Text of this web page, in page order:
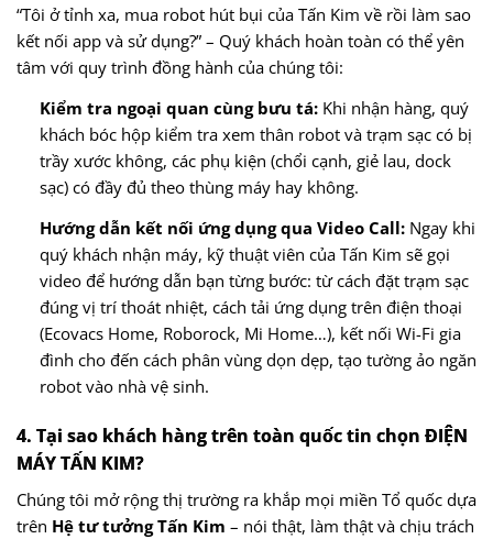
“Tôi ở tỉnh xa, mua robot hút bụi của Tấn Kim về rồi làm sao
kết nối app và sử dụng?” – Quý khách hoàn toàn có thể yên
tâm với quy trình đồng hành của chúng tôi:
Kiểm tra ngoại quan cùng bưu tá:Khi nhận hàng, quý
khách bóc hộp kiểm tra xem thân robot và trạm sạc có bị
trầy xước không, các phụ kiện (chổi cạnh, giẻ lau, dock
sạc) có đầy đủ theo thùng máy hay không.
Hướng dẫn kết nối ứng dụng qua Video Call:Ngay khi
quý khách nhận máy, kỹ thuật viên của Tấn Kim sẽ gọi
video để hướng dẫn bạn từng bước: từ cách đặt trạm sạc
đúng vị trí thoát nhiệt, cách tải ứng dụng trên điện thoại
(Ecovacs Home, Roborock, Mi Home…), kết nối Wi-Fi gia
đình cho đến cách phân vùng dọn dẹp, tạo tường ảo ngăn
robot vào nhà vệ sinh.
4. Tại sao khách hàng trên toàn quốc tin chọn ĐIỆN
MÁY TẤN KIM?
Chúng tôi mở rộng thị trường ra khắp mọi miền Tổ quốc dựa
trên Hệ tư tưởng Tấn Kim – nói thật, làm thật và chịu trách